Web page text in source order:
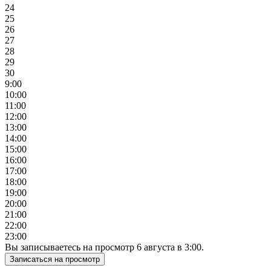
24
25
26
27
28
29
30
9:00
10:00
11:00
12:00
13:00
14:00
15:00
16:00
17:00
18:00
19:00
20:00
21:00
22:00
23:00
Вы записываетесь на просмотр 6 августа в 3:00.
Записаться на просмотр